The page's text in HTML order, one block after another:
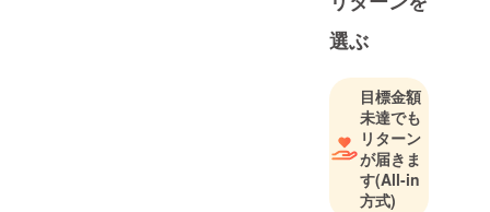
選ぶ
目標金額
未達でも
リターン
が届きま
す(All-in
方式)